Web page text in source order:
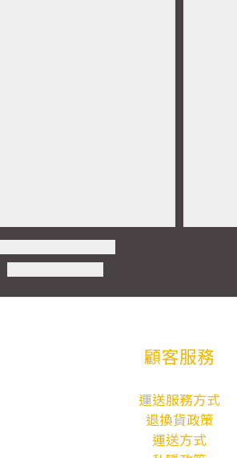
顧客服務
運送服務方式
退換貨政策
運送方式